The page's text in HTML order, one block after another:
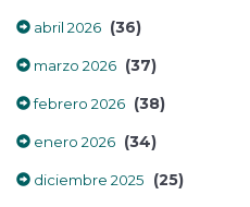
abril 2026 (36)
marzo 2026 (37)
febrero 2026 (38)
enero 2026 (34)
diciembre 2025 (25)